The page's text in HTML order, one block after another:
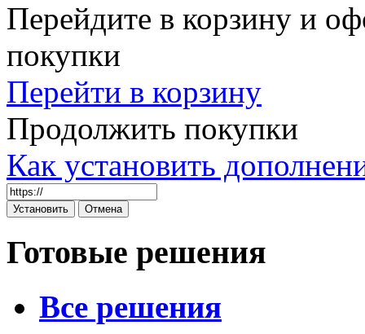
Перейдите в корзину и
покупки
Перейти в корзину
Продолжить покупки
Как установить
Готовые решения
Все решения